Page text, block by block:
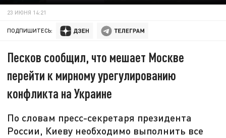
23 ИЮНЯ 14:21
ПОДПИШИТЕСЬ:
Песков сообщил, что мешает Москве
перейти к мирному урегулированию
конфликта на Украине
По словам пресс-секретаря президента
России, Киеву необходимо выполнить все